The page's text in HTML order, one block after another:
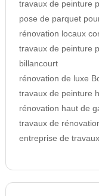
travaux de peinture
pose de parquet
rénovation locaux
travaux de peinture
billancourt
rénovation de luxe
travaux de peinture
rénovation haut de
travaux de
entreprise de